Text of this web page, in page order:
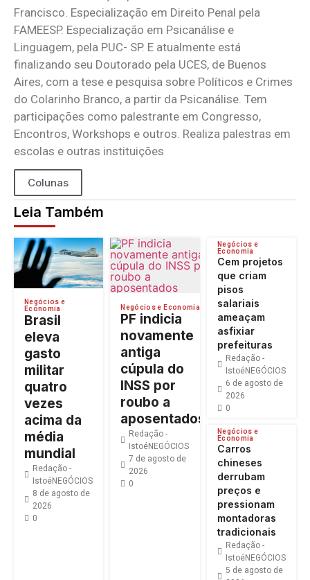
Francisco. Especialização em Direito Penal pela
FAMEESP. Especialização em Psicanálise e
Linguagem, pela PUC- SP. E atualmente está
finalizando seu Doutorado pela UCES, de Buenos
Aires, com a tese e pesquisa sobre Políticos e Crimes
do Colarinho Branco, a partir da Psicanálise. Tem
participações como palestrante em Congresso,
Encontros, Workshops e outros. Realiza palestras em
escolas e outras instituições
Colunas
Leia Também
Negócios e
Economia
Brasil
eleva
gasto
militar
quatro
vezes
acima da
média
mundial
Redação -
IstoéNEGÓCIOS
8 de agosto de
2026
0
Negócios e Economia
PF indicia
novamente
antiga
cúpula do
INSS por
roubo a
aposentados
Redação -
IstoéNEGÓCIOS
7 de agosto de
2026
0
Negócios e
Economia
Cem projetos
que criam
pisos
salariais
ameaçam
asfixiar
prefeituras
Redação -
IstoéNEGÓCIOS
6 de agosto de
2026
0
Negócios e
Economia
Carros
chineses
derrubam
preços e
pressionam
montadoras
tradicionais
Redação -
IstoéNEGÓCIOS
5 de agosto de